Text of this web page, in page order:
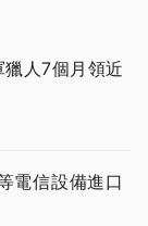
人7個月領近
電信設備進口